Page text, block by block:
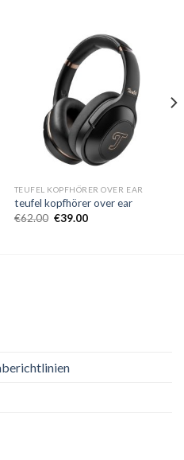
TEUFEL KOPFHÖRER OVER EAR
teufel kopfhörer over ear
€62.00 €39.00